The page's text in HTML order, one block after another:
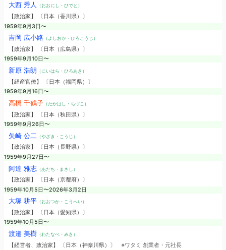
大西 秀人 （おおにし・ひでと）
【政治家】 〔日本（香川県）〕
1959年9月3日〜
吉岡 広小路（よしおか・ひろこうじ）
【政治家】 〔日本（広島県）〕
1959年9月10日〜
新原 浩朗 （にいはら・ひろあき）
【経産官僚】 〔日本（福岡県）〕
1959年9月16日〜
高橋 千鶴子（たかはし・ちづこ）
【政治家】 〔日本（秋田県）〕
1959年9月26日〜
矢崎 公二 （やざき・こうじ）
【政治家】 〔日本（長野県）〕
1959年9月27日〜
阿達 雅志（あだち・まさし）
【政治家】 〔日本（京都府）〕
1959年10月5日〜2026年3月2日
大塚 耕平（おおつか・こうへい）
【政治家】 〔日本（愛知県）〕
1959年10月5日〜
渡邉 美樹（わたなべ・みき）
【経営者、政治家】 〔日本（神奈川県）〕 ※ワタミ 創業者・元社長